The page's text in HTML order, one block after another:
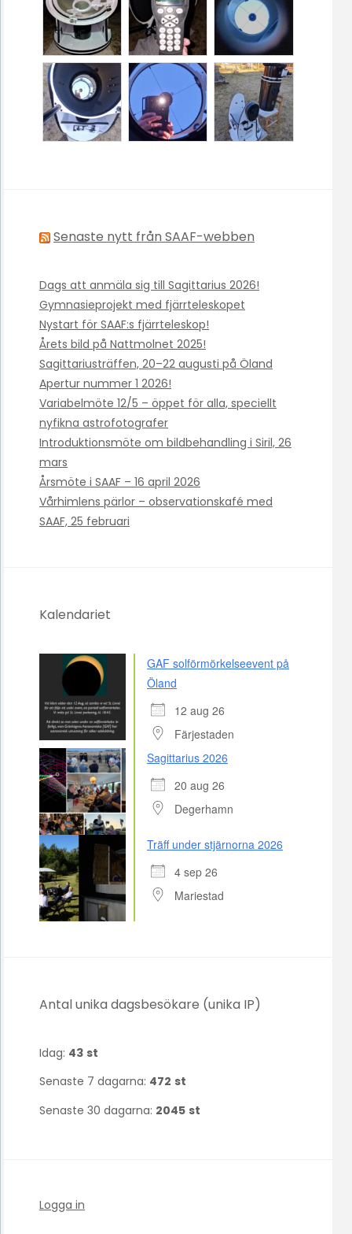
Senaste nytt från SAAF-webben
Dags att anmäla sig till Sagittarius 2026!
Gymnasieprojekt med fjärrteleskopet
Nystart för SAAF:s fjärrteleskop!
Årets bild på Nattmolnet 2025!
Sagittariusträffen, 20–22 augusti på Öland
Apertur nummer 1 2026!
Variabelmöte 12/5 – öppet för alla, speciellt
nyfikna astrofotografer
Introduktionsmöte om bildbehandling i Siril, 26
mars
Årsmöte i SAAF – 16 april 2026
Vårhimlens pärlor – observationskafé med
SAAF, 25 februari
Kalendariet
GAF solförmörkelseevent på
Öland
12 aug 26
Färjestaden
Sagittarius 2026
20 aug 26
Degerhamn
Träff under stjärnorna 2026
4 sep 26
Mariestad
Antal unika dagsbesökare (unika IP)
Idag: 43 st
Senaste 7 dagarna: 472 st
Senaste 30 dagarna: 2045 st
Logga in